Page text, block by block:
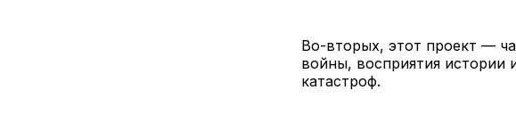
Во-вторых, этот проект —
войны, восприятия истории
катастроф.